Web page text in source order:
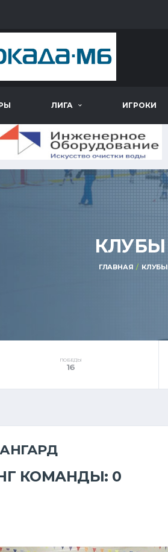
ЛИГА ИГРОКИ
КЛУБЫ
ГЛАВНАЯ КЛУБЫ
ПОБЕДЫ
16
КОМАНДЫ: 0